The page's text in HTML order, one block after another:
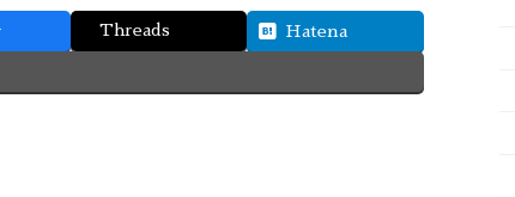
Threads Hatena